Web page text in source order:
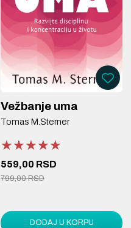
Vežbanje uma
Tomas M.Sterner
★★★★★
★★★★★
★★★★★
559,00 RSD
799,00 RSD
DODAJ U KORPU